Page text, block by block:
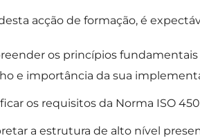
acção de formação, é
os princípios
e importância da sua
os requisitos da Norma ISO
a estrutura de alto nível